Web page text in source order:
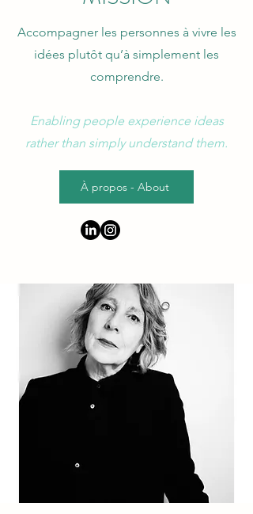
Accompagner les personnes à vivre les
idées plutôt qu’à simplement les
comprendre.
Enabling people experience ideas
rather than simply understand them.
À propos - About